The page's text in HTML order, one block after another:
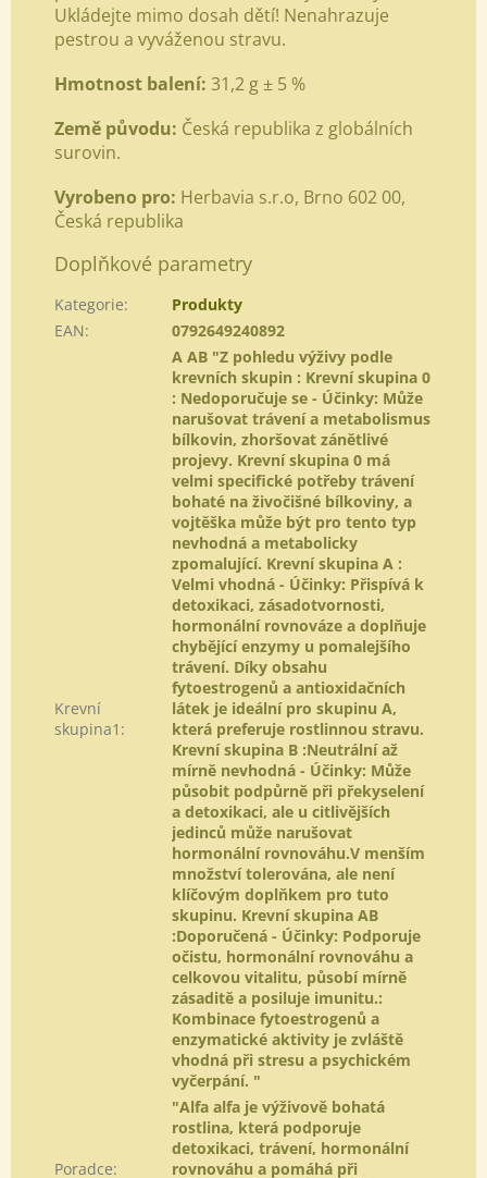
Ukládejte mimo dosah dětí! Nenahrazuje
pestrou a vyváženou stravu.
Hmotnost balení: 31,2 g ± 5 %
Země původu: Česká republika z globálních
surovin.
Vyrobeno pro: Herbavia s.r.o, Brno 602 00,
Česká republika
Doplňkové parametry
Kategorie:
Produkty
EAN: 0792649240892
Krevní
skupina1 :
A AB "Z pohledu výživy podle
krevních skupin : Krevní skupina 0
: Nedoporučuje se - Účinky: Může
narušovat trávení a metabolismus
bílkovin, zhoršovat zánětlivé
projevy. Krevní skupina 0 má
velmi specifické potřeby trávení
bohaté na živočišné bílkoviny, a
vojtěška může být pro tento typ
nevhodná a metabolicky
zpomalující. Krevní skupina A :
Velmi vhodná - Účinky: Přispívá k
detoxikaci, zásadotvornosti,
hormonální rovnováze a doplňuje
chybějící enzymy u pomalejšího
trávení. Díky obsahu
fytoestrogenů a antioxidačních
látek je ideální pro skupinu A,
která preferuje rostlinnou stravu.
Krevní skupina B :Neutrální až
mírně nevhodná - Účinky: Může
působit podpůrně při překyselení
a detoxikaci, ale u citlivějších
jedinců může narušovat
hormonální rovnováhu.V menším
množství tolerována, ale není
klíčovým doplňkem pro tuto
skupinu. Krevní skupina AB
:Doporučená - Účinky: Podporuje
očistu, hormonální rovnováhu a
celkovou vitalitu, působí mírně
zásaditě a posiluje imunitu.:
Kombinace fytoestrogenů a
enzymatické aktivity je zvláště
vhodná při stresu a psychickém
vyčerpání. "
Poradce:
"Alfa alfa je výživově bohatá
rostlina, která podporuje
detoxikaci, trávení, hormonální
rovnováhu a pomáhá při